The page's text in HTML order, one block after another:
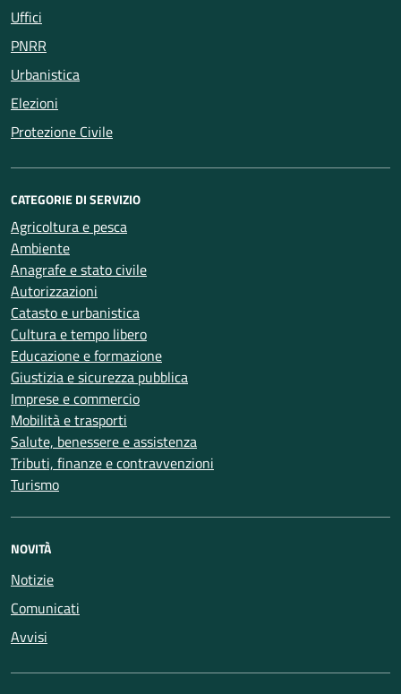
Uffici
PNRR
Urbanistica
Elezioni
Protezione Civile
CATEGORIE DI SERVIZIO
Agricoltura e pesca
Ambiente
Anagrafe e stato civile
Autorizzazioni
Catasto e urbanistica
Cultura e tempo libero
Educazione e formazione
Giustizia e sicurezza pubblica
Imprese e commercio
Mobilità e trasporti
Salute, benessere e assistenza
Tributi, finanze e contravvenzioni
Turismo
NOVITÀ
Notizie
Comunicati
Avvisi